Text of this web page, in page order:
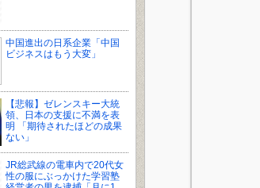
中国進出の日系企業「中国
ビジネスはもう大変」
【悲報】ゼレンスキー大統
領、日本の支援に不満を表
明 「期待されたほどの成果
ない」
JR総武線の電車内で20代女
性の服にぶっかけた学習塾